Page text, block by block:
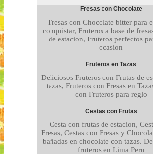
Fresas con Chocolate
Fresas con Chocolate bitter para
conquistar, Fruteros a base de
de estacion, Fruteros perfectos
ocasion
Fruteros en Tazas
Deliciosos Fruteros con Frutas de
tazas, Fruteros con Fresas en
con Fruteros para reglo
Cestas con Frutas
Cesta con frutas de estacion,
Fresas, Cestas con Fresas y
bañadas en chocolate con tazas.
fruteros en Lima Peru